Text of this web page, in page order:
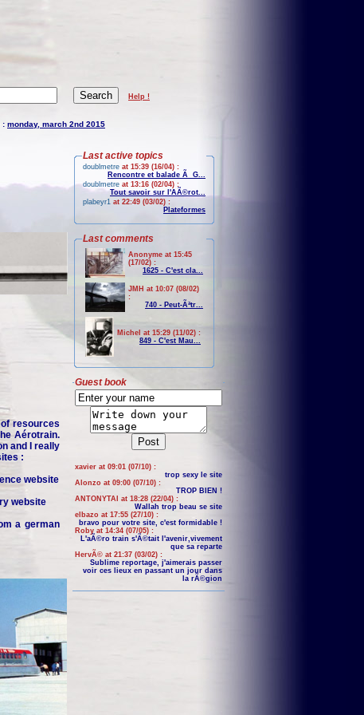
Help !
: monday, march 2nd 2015
resources
Aérotrain.
and I really
:
website
website
a german
Last active topics
doublmetre at 15:39 (16/04) :
Rencontre et balade Ã G...
doublmetre at 13:16 (02/04) :
Tout savoir sur l'AÃ©rot...
plabeyr1 at 22:49 (03/02) :
Plateformes
Last comments
Anonyme at 15:45
(17/02) :
1625 - C'est cla...
JMH at 10:07 (08/02)
:
740 - Peut-Ãªtr...
Michel at 15:29 (11/02) :
849 - C'est Mau...
Guest book
xavier at 09:01 (07/10) :
trop sexy le site
Alonzo at 09:00 (07/10) :
TROP BIEN !
ANTONYTAI at 18:28 (22/04) :
Wallah trop beau se site
elbazo at 17:55 (27/10) :
bravo pour votre site, c'est formidable !
Roby at 14:34 (07/05) :
L'aÃ©ro train s'Ã©tait l'avenir,vivement
que sa reparte
HervÃ© at 21:37 (03/02) :
Sublime reportage, j'aimerais passer
voir ces lieux en passant un jour dans
la rÃ©gion